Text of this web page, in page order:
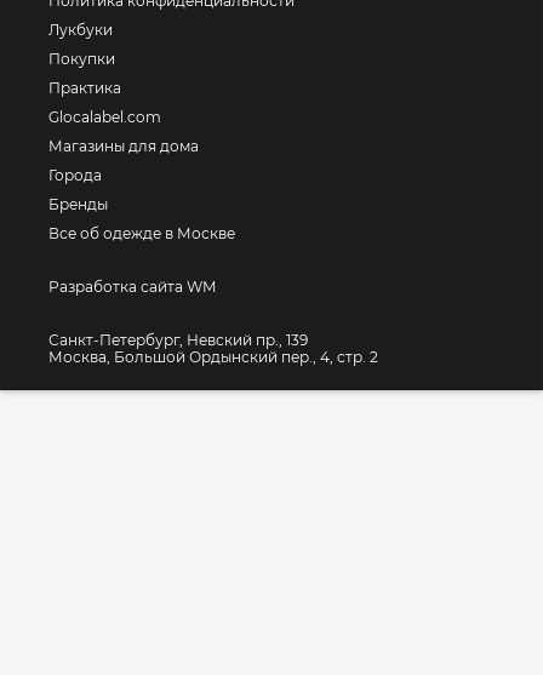
Лукбуки
Покупки
Практика
Glocalabel.com
Магазины для дома
Города
Бренды
Все об одежде в Москве
Разработка сайта WM
Санкт-Петербург, Невский пр., 139
Москва, Большой Ордынский пер., 4, стр. 2